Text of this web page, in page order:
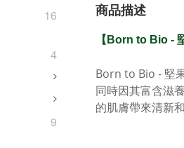
16
4
9
商品描述
【 Born to Bio -
Born to Bio - 堅
同時因其富含滋
的肌膚帶來清新